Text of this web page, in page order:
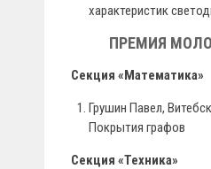
характеристик
ПРЕМИЯ
Секция «Математика»
Грушин Павел,
Покрытия графов
Секция «Техника»